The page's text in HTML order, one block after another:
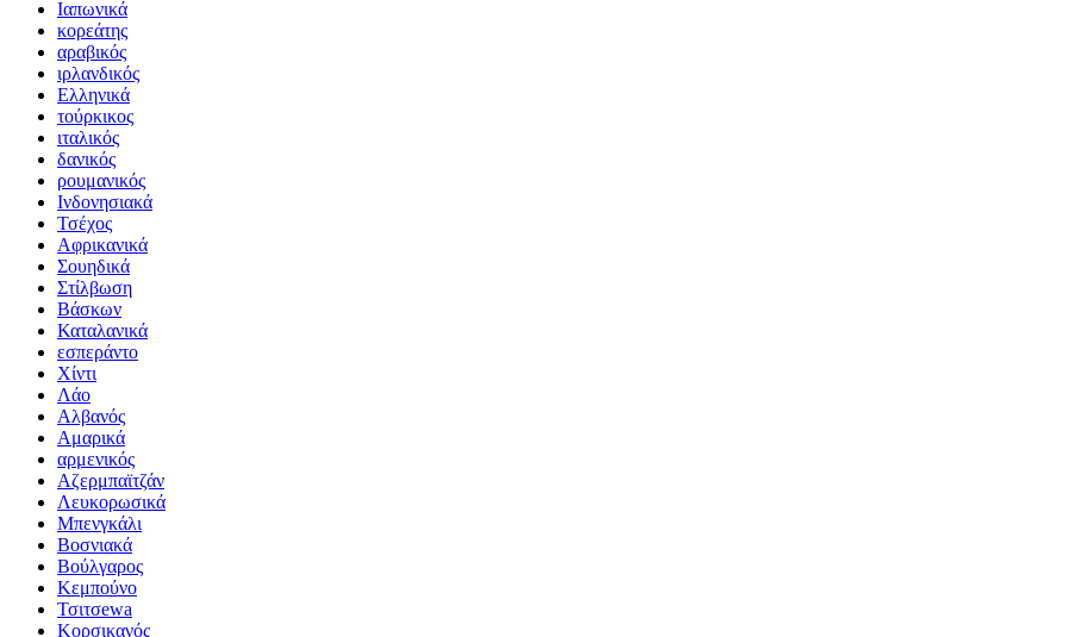
Ιαπωνικά
κορεάτης
αραβικός
ιρλανδικός
Ελληνικά
τούρκικος
ιταλικός
δανικός
ρουμανικός
Ινδονησιακά
Τσέχος
Αφρικανικά
Σουηδικά
Στίλβωση
Βάσκων
Καταλανικά
εσπεράντο
Χίντι
Λάο
Αλβανός
Αμαρικά
αρμενικός
Αζερμπαϊτζάν
Λευκορωσικά
Μπενγκάλι
Βοσνιακά
Βούλγαρος
Κεμπούνο
Τσιτσewa
Κορσικανός